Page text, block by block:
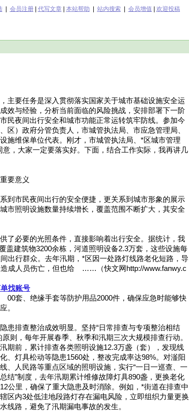
| 会员注册| 代写文章| 本站帮助 站内搜索| 会员增值 欢迎投稿
主要任务是深入贯彻落实国家关于城市基础设施安全运
效与经验，分析当前面临的风险挑战，安排部署下一阶
民夜间出行安全和城市功能正常运转筑牢防线。参加今
区）政府分管负责人，市城管执法局、市应急管理局、
施维保单位代表。刚才，市城管执法局、*区城市管理
，大家一定要落实好。下面，结合工作实际，我再讲几
要意义
到市民夜间出行的安全便捷，更关系到城市形象的展示
市照明设施数量持续增长，覆盖范围不断扩大，其安全
了必要的光照条件，直接影响着出行安全。据统计，我
盖建筑物3200余栋，河道照明设备2.3万套，这些设施每
出行群众。去年汛期，*区因一处路灯线路老化短路，导
造成人员伤亡，但也给 ……（快文网http://www.fanwy.c
找账号
00套、绝缘手套等防护用品2000件，确保应急时能够快
。
患排查整治成效明显。坚持“日常排查与专项整治相结
原则，每年开展春季、秋季和汛期三次大规模排查行动。
期前，累计排查各类照明设施12.3万盏（套），发现线
、灯具松动等隐患1560处，整改完成率达98%。对滏阳
、人民路等重点区域的照明设施，实行“一日一巡查、一
结”制度，去年汛期累计维修故障灯具890盏，更换老化
公里，确保了重大隐患及时消除。例如，*街道在排查中
区内3处低洼地段路灯存在漏电风险，立即组织力量更换
线路，避免了汛期漏电事故的发生。